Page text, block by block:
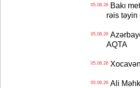
05.08.26Bakı
rəis təyin
05.08.26
AQTA
05.08.26
05.08.26Ali